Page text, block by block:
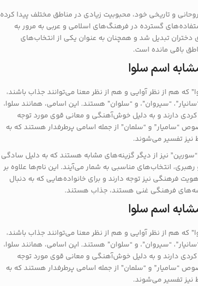
و تاریخی خود، محبوبیت زیادی در مناطق مختلف پیدا کرده
گسترده در فرهنگ‌های اسلامی و عربی به مرور به
دختران تبدیل شد و همچنان به عنوان یکی از انتخاب‌های
باقی مانده است​.
اسم سلوا
که هم از نظر آوایی و هم از نظر معنا می‌توانند جذاب باشند،
“سیروان”، و “سلوان” هستند. این اسامی، همانند سلوا،
کردی دارند و به دلیل خوش‌آهنگی و معانی قوی مورد توجه
“سامیار” و “سلمان” از جمله اسامی پرطرفدار هستند که به
نیز تفسیر می‌شوند​.
نیز از دیگر گزینه‌های مشابه هستند که به دلیل سادگی
انتخاب‌های مناسبی به شمار می‌آیند. این نام‌ها علاوه بر
فرهنگی نیز توجه دارند و برای خانواده‌هایی که به دنبال
فرهنگی غنی هستند، جذاب هستند​.
اسم سلوا
که هم از نظر آوایی و هم از نظر معنا می‌توانند جذاب باشند،
“سیروان”، و “سلوان” هستند. این اسامی، همانند سلوا،
کردی دارند و به دلیل خوش‌آهنگی و معانی قوی مورد توجه
“سامیار” و “سلمان” از جمله اسامی پرطرفدار هستند که به
نیز تفسیر می‌شوند​.